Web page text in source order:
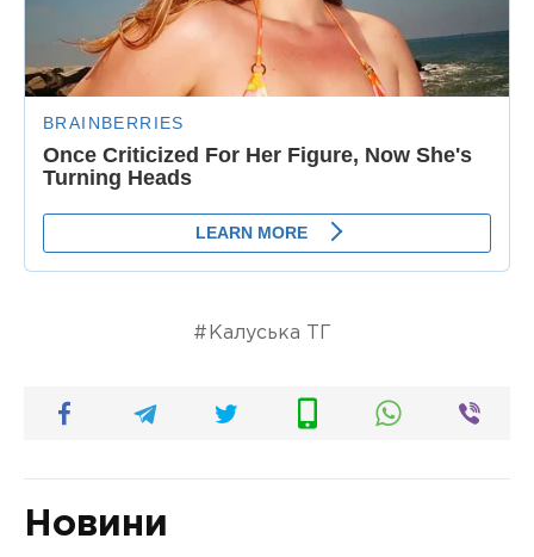
Калуська ТГ
Новини